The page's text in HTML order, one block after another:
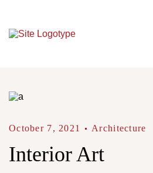
October 7, 2021 Architecture
Interior Art